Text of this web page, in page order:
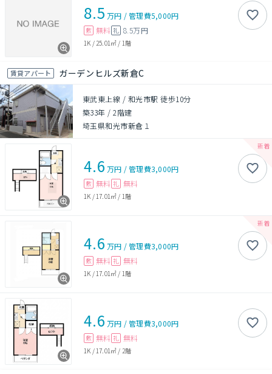
8.5 万円 /管理費5,000円
敷 無料 礼 8.5万円
1K / 25.01㎡ / 1階
賃貸アパート ガーデンヒルズ新倉C
東武東上線 / 和光市駅 徒歩10分
築33年 /2階建
埼玉県和光市新倉１
4.6 万円 /管理費3,000円
敷 無料 礼 無料
1K / 17.01㎡ / 1階
4.6 万円 /管理費3,000円
敷 無料 礼 無料
1K / 17.01㎡ / 1階
4.6 万円 /管理費3,000円
敷 無料 礼 無料
1K / 17.01㎡ / 2階